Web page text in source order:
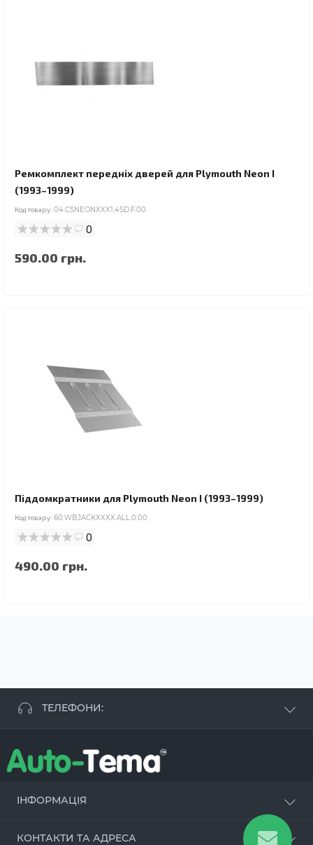
Ремкомплект передніх дверей для Plymouth Neon I
(1993–1999)
Код товару: 04.CSNEONXXX1.4SD.F.00
0
590.00 грн.
Піддомкратники для Plymouth Neon I (1993–1999)
Код товару: 60.WBJACKXXXX.ALL.0.00
0
490.00 грн.
ТЕЛЕФОНИ:
+38 096 250 84 38
+38 099 657 61 50
ІНФОРМАЦІЯ
КОНТАКТИ ТА АДРЕСА